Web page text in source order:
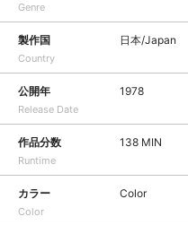
Genre
製作国
Country
日本/Japan
公開年
Release Date
1978
作品分数
Runtime
138 MIN
カラー
Color
Color